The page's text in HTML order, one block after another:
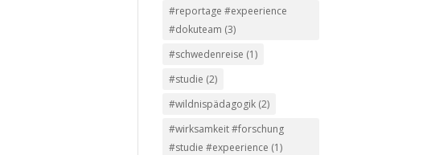
#reportage #expeerience
#dokuteam (3)
#schwedenreise (1)
#studie (2)
#wildnispädagogik (2)
#wirksamkeit #forschung
#studie #expeerience (1)